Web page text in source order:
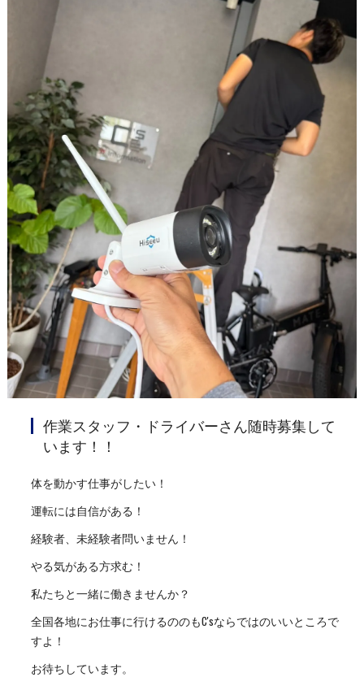
作業スタッフ・ドライバーさん随時募集して
います！！
体を動かす仕事がしたい！
運転には自信がある！
経験者、未経験者問いません！
やる気がある方求む！
私たちと一緒に働きませんか？
全国各地にお仕事に行けるののもC'sならではのいいところで
すよ！
お待ちしています。